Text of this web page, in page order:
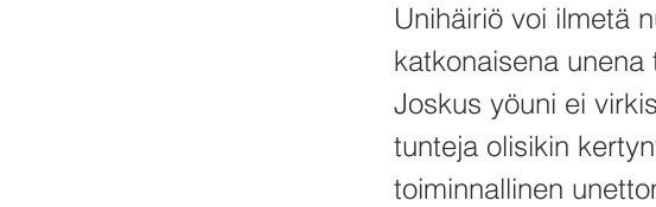
Unihäiriö voi ilmetä
katkonaisena
Joskus yöuni ei
tunteja olisikin
toiminnallinen